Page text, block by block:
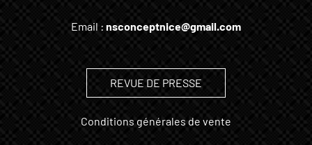
Email : nsconceptnice@gmail.com
REVUE DE PRESSE
Conditions générales de vente